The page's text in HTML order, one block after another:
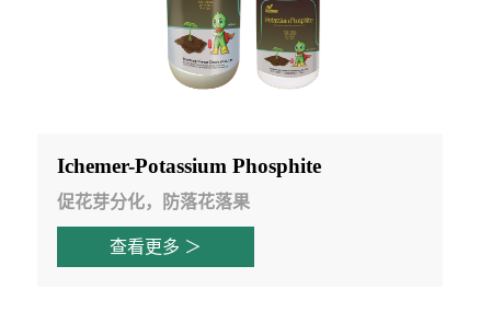
Ichemer-Potassium Phosphite
促花芽分化，防落花落果
查看更多 ＞